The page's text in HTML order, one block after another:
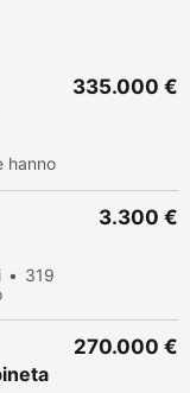
hanno
335.000 €
319
3.300 €
270.000 €